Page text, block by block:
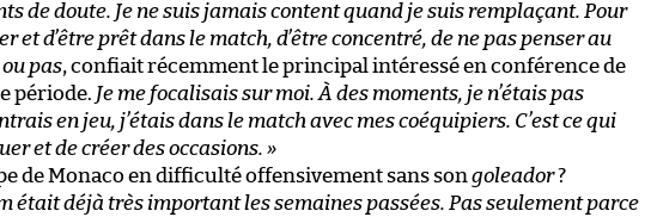
de doute. Je ne suis jamais content quand je suis remplaçant. Pour
et d’être prêt dans le match, d’être concentré, de ne pas penser au
pas, confiait récemment le principal intéressé en conférence de
période. Je me focalisais sur moi. À des moments, je n’étais pas
en jeu, j’étais dans le match avec mes coéquipiers. C’est ce qui
et de créer des occasions. »
de Monaco en difficulté offensivement sans son goleador?
était déjà très important les semaines passées. Pas seulement parce